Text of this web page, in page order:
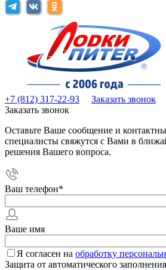
+7 (812) 317-22-93
Заказать звонок
Заказать звонок
Оставьте Ваше сообщение и
специалисты свяжутся с Вами в
решения Вашего вопроса.
Ваш телефон*
Ваше имя
Я согласен на обработку
Защита от автоматического заполнения